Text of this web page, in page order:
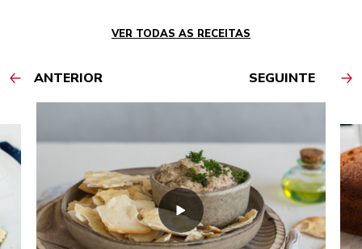
VER TODAS AS RECEITAS
ANTERIOR SEGUINTE